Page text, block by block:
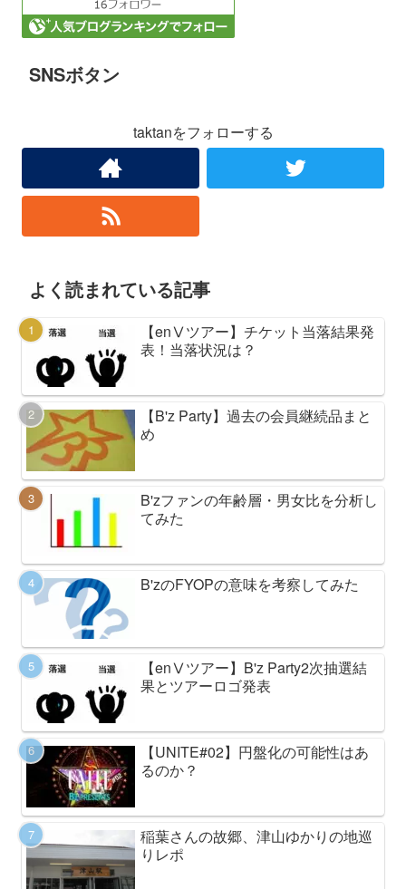
SNSボタン
taktanをフォローする
よく読まれている記事
【enⅤツアー】チケット当落結果発
表！当落状況は？
【B'z Party】過去の会員継続品まと
め
B'zファンの年齢層・男女比を分析し
てみた
B'zのFYOPの意味を考察してみた
【enⅤツアー】B'z Party2次抽選結
果とツアーロゴ発表
【UNITE#02】円盤化の可能性はあ
るのか？
稲葉さんの故郷、津山ゆかりの地巡
りレポ